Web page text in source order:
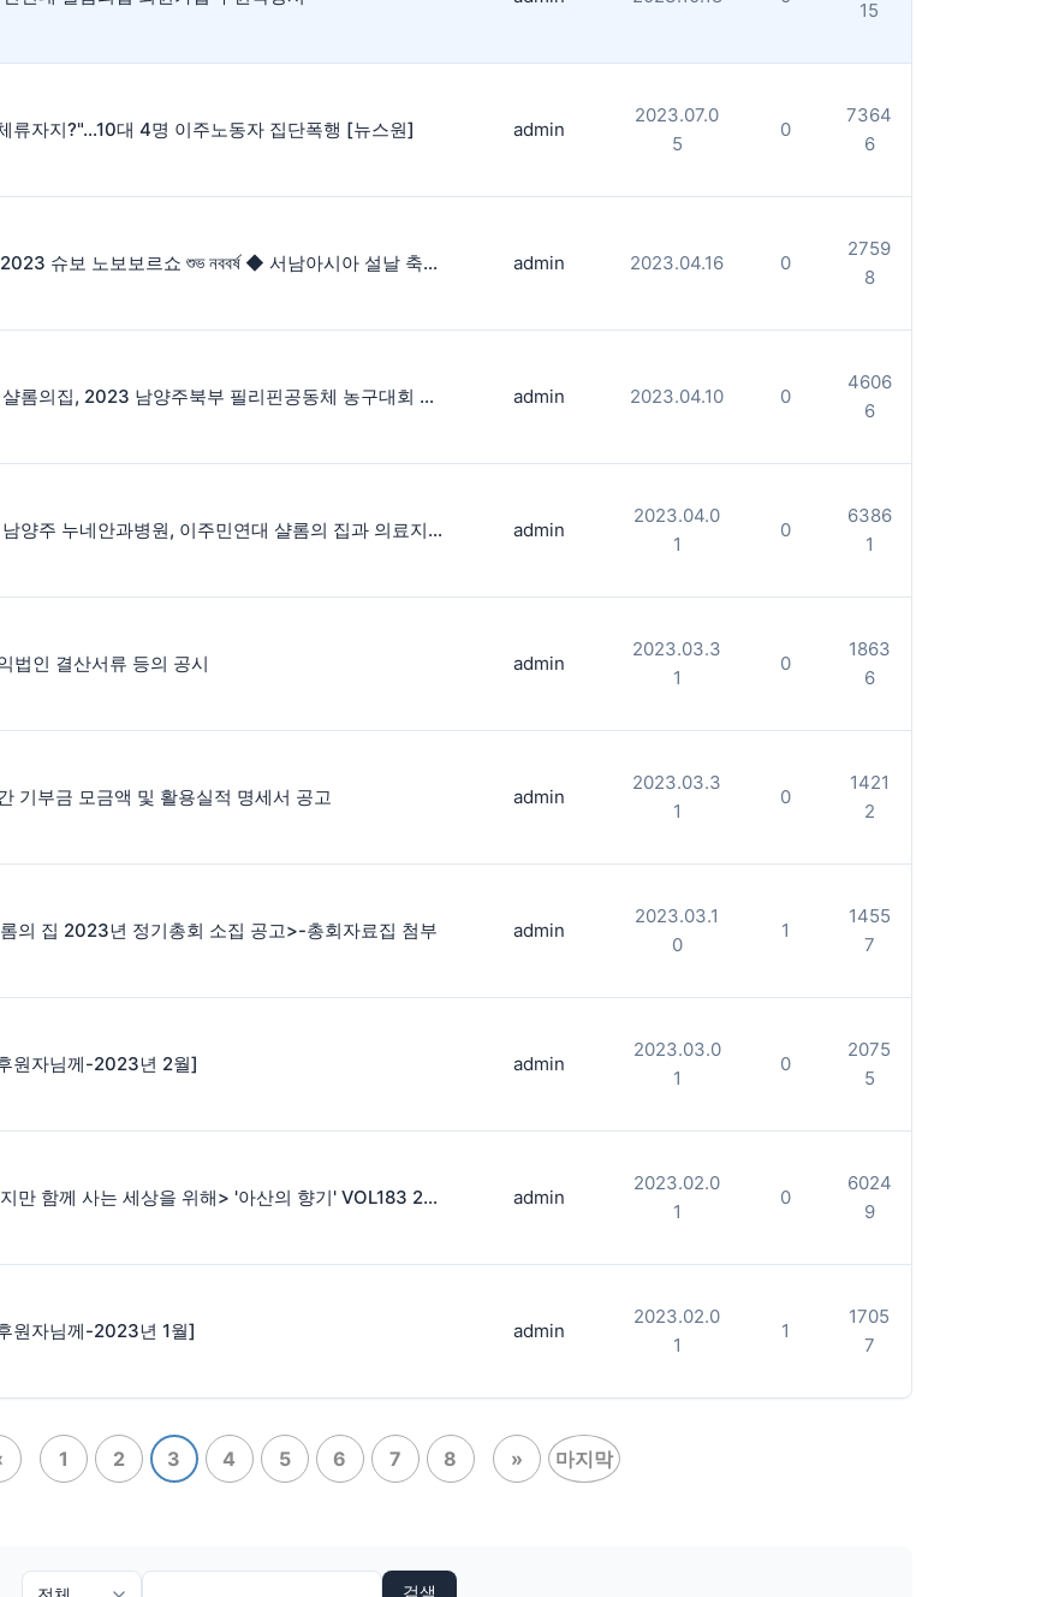
15
류자지?"…10대 4명 이주노동자 집단폭행 [뉴스원] admin
2023.07.0
5
0
7364
6
[ 4.30] ◆ 2023 슈보 노보보르쇼 শুভ নববর্ষ ◆ 서남아시아 설날 축제 참가 안내 admin 2023.04.16 0
2759
8
[보도자료] 샬롬의집, 2023 남양주북부 필리핀공동체 농구대회 개막 admin 2023.04.10 0
4606
6
[보도자료] 남양주 누네안과병원, 이주민연대 샬롬의 집과 의료지원 업무협약 admin
2023.04.0
1
0
6386
1
법인 결산서류 등의 공시 admin
2023.03.3
1
0
1863
6
기부금 모금액 및 활용실적 명세서 공고 admin
2023.03.3
1
0
1421
2
의 집 2023년 정기총회 소집 공고>-총회자료집 첨부 admin
2023.03.1
0
1
1455
7
원자님께-2023년 2월] admin
2023.03.0
1
0
2075
5
<서로 다르지만 함께 사는 세상을 위해> '아산의 향기' VOL183 2023. 2. 1 admin
2023.02.0
1
0
6024
9
원자님께-2023년 1월] admin
2023.02.0
1
1
1705
7
1 2 3 4 5 6 7 8 » 마지막
검색